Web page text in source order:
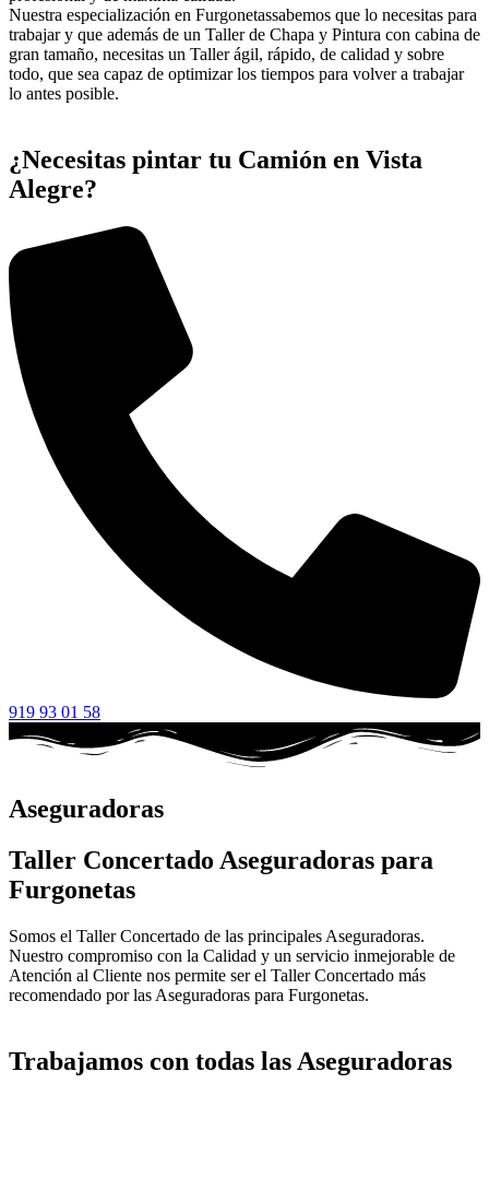
Nuestra especialización en Furgonetassabemos que lo necesitas para
trabajar y que además de un Taller de Chapa y Pintura con cabina de
gran tamaño, necesitas un Taller ágil, rápido, de calidad y sobre
todo, que sea capaz de optimizar los tiempos para volver a trabajar
lo antes posible.
¿Necesitas pintar tu Camión en Vista
Alegre?
919 93 01 58
Aseguradoras
Taller Concertado Aseguradoras para
Furgonetas
Somos el Taller Concertado de las principales Aseguradoras.
Nuestro compromiso con la Calidad y un servicio inmejorable de
Atención al Cliente nos permite ser el Taller Concertado más
recomendado por las Aseguradoras para Furgonetas.
Trabajamos con todas las Aseguradoras